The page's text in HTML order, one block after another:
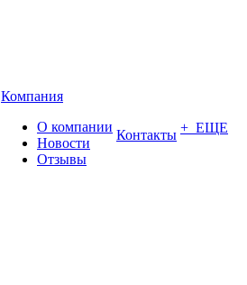
Компания
О компании
Новости
Отзывы
Контакты + ЕЩЕ